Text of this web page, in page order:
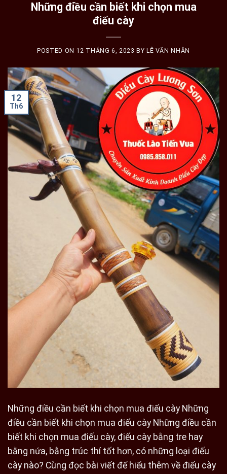
Những điều cần biết khi chọn mua
điếu cày
POSTED ON 12 THÁNG 6, 2023 BY LÊ VĂN NHÂN
12
Th6
Những điều cần biết khi chọn mua điếu cày Những
điều cần biết khi chọn mua điếu cày Những điều cần
biết khi chọn mua điếu cày, điếu cày bằng tre hay
bằng nứa, bằng trúc thí tốt hơn, có những loại điếu
cày nào? Cùng đọc bài viết để hiểu thêm về điếu cày